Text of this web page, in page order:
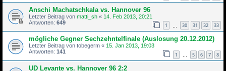
Anschi Machatschkala vs. Hannover 96
Letzter Beitrag von matti_sh « 14. Feb 2013, 20:21
Antworten: 649 1 30 31 32 33
mögliche Gegner Sechzehntelfinale (Auslosung 20.12.2012)
Letzter Beitrag von tobegerm « 15. Jan 2013, 19:03
Antworten: 141 1 … 5 6 7 8
UD Levante vs. Hannover 96 2:2